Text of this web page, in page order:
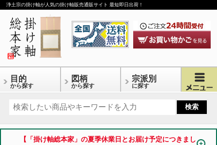
浄土宗の掛け軸が人気の掛け軸販売通販サイト 最短即日出荷！
目的
から探す
図柄
から探す
宗派別
に探す
【「掛け軸総本家」の夏季休業日とお届け予定につきまし